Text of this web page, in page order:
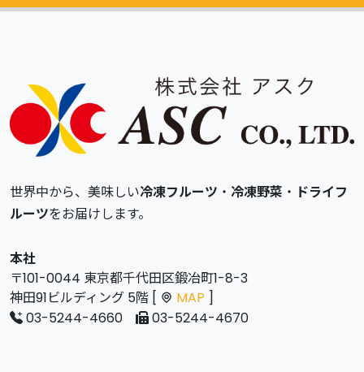
世界中から、美味しい冷凍フルーツ ・ 冷凍野菜 ・ ドライフ
ルーツをお届けします。
本社
〒101-0044 東京都千代田区鍛冶町1-8-3
神田91ビルディング 5階 [
MAP ]
03-5244-4660
03-5244-4670